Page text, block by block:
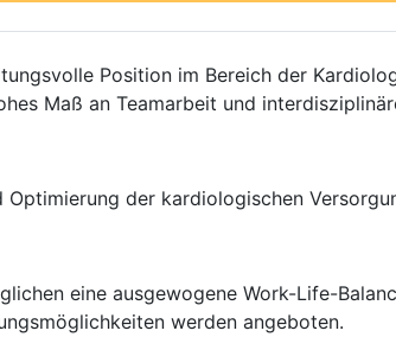
Position im Bereich der
Maß an Teamarbeit und
der kardiologischen
eine ausgewogene Work-Life-
werden angeboten.